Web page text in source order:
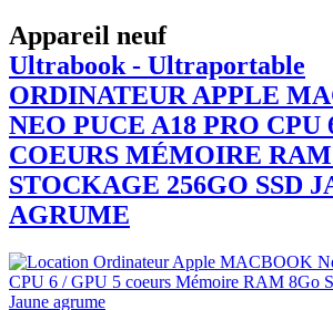
Appareil neuf
Ultrabook - Ultraportable
ORDINATEUR APPLE
NEO PUCE A18 PRO CPU
COEURS MÉMOIRE
STOCKAGE 256GO SSD
AGRUME